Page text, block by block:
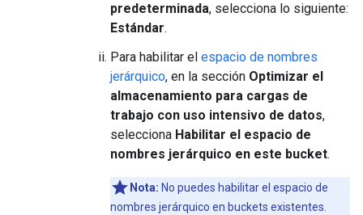
predeterminada, selecciona lo siguiente:
Estándar.
Para habilitar el espacio de nombres
jerárquico, en la sección Optimizar el
almacenamiento para cargas de
trabajo con uso intensivo de datos,
selecciona Habilitar el espacio de
nombres jerárquico en este bucket.
Nota: No puedes habilitar el espacio de
nombres jerárquico en buckets existentes.